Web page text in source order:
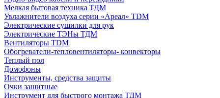
Мелкая бытовая техника ТДМ
Увлажнители воздуха серии «Ареал» TDM
Электрические сушилки для рук
Электрические ТЭНы ТДМ
Вентиляторы TDM
Обогреватели-тепловентиляторы- конвекторы
Теплый пол
Домофоны
Инструменты, средства защиты
Очки защитные
Инструмент для быстрого монтажа ТДМ